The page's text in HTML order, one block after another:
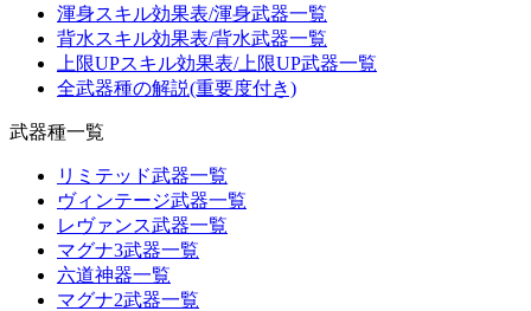
渾身スキル効果表/渾身武器一覧
背水スキル効果表/背水武器一覧
上限UPスキル効果表/上限UP武器一覧
全武器種の解説(重要度付き)
武器種一覧
リミテッド武器一覧
ヴィンテージ武器一覧
レヴァンス武器一覧
マグナ3武器一覧
六道神器一覧
マグナ2武器一覧